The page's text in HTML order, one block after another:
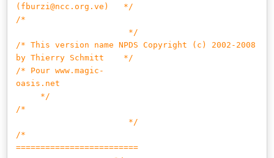
(fburzi@ncc.org.ve) */
/*
*/
/* This version name NPDS Copyright (c) 2002-2008
by Thierry Schmitt */
/* Pour www.magic-
oasis.net
*/
/*
*/
/*
=========================